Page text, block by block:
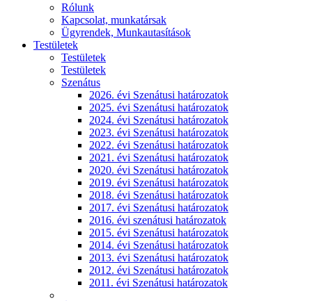
Rólunk
Kapcsolat, munkatársak
Ügyrendek, Munkautasítások
Testületek
Testületek
Testületek
Szenátus
2026. évi Szenátusi határozatok
2025. évi Szenátusi határozatok
2024. évi Szenátusi határozatok
2023. évi Szenátusi határozatok
2022. évi Szenátusi határozatok
2021. évi Szenátusi határozatok
2020. évi Szenátusi határozatok
2019. évi Szenátusi határozatok
2018. évi Szenátusi határozatok
2017. évi Szenátusi határozatok
2016. évi szenátusi határozatok
2015. évi Szenátusi határozatok
2014. évi Szenátusi határozatok
2013. évi Szenátusi határozatok
2012. évi Szenátusi határozatok
2011. évi Szenátusi határozatok